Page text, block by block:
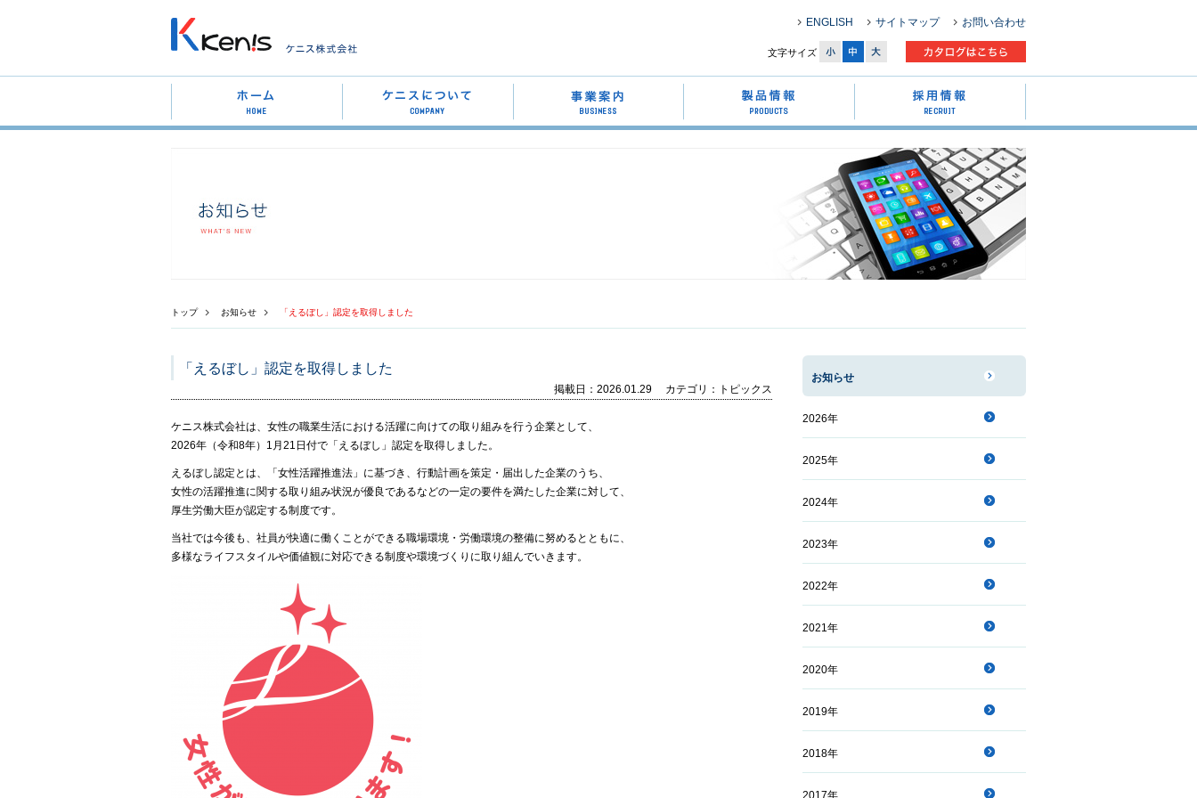
お問い合わせ
サイトマップ
ENGLISH
文字サイズ
トップ お知らせ 「えるぼし」認定を取得しました
「えるぼし」認定を取得しました
カテゴリ：トピックス
掲載日：2026.01.29
ケニス株式会社は、女性の職業生活における活躍に向けての取り組みを行う企業として、
2026年（令和8年）1月21日付で「えるぼし」認定を取得しました。
えるぼし認定とは、「女性活躍推進法」に基づき、行動計画を策定・届出した企業のうち、
女性の活躍推進に関する取り組み状況が優良であるなどの一定の要件を満たした企業に対して、
厚生労働大臣が認定する制度です。
当社では今後も、社員が快適に働くことができる職場環境・労働環境の整備に努めるとともに、
多様なライフスタイルや価値観に対応できる制度や環境づくりに取り組んでいきます。
お知らせ
2026年
2025年
2024年
2023年
2022年
2021年
2020年
2019年
2018年
2017年